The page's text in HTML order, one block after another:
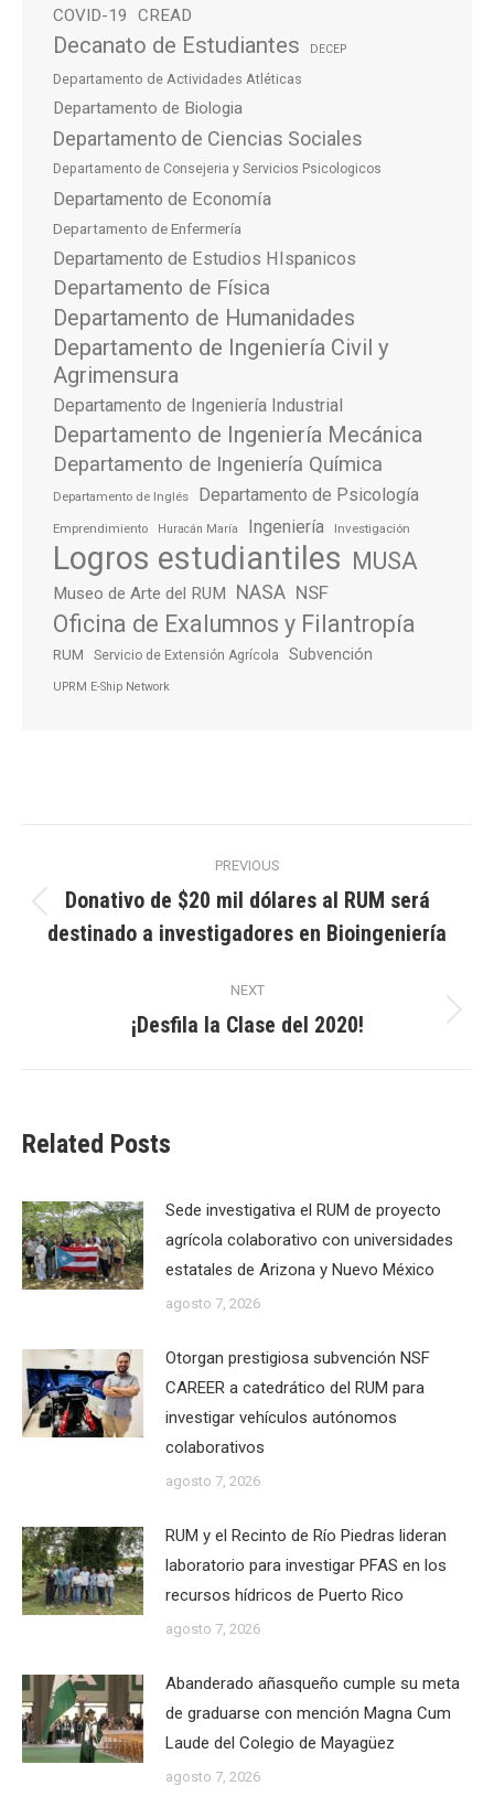
COVID-19 CREAD
Decanato de Estudiantes DECEP
Departamento de Actividades Atléticas
Departamento de Biologia
Departamento de Ciencias Sociales
Departamento de Consejeria y Servicios Psicologicos
Departamento de Economía
Departamento de Enfermería
Departamento de Estudios HIspanicos
Departamento de Física
Departamento de Humanidades
Departamento de Ingeniería Civil y
Agrimensura
Departamento de Ingeniería Industrial
Departamento de Ingeniería Mecánica
Departamento de Ingeniería Química
Departamento de Inglés Departamento de Psicología
Emprendimiento Huracán María Ingeniería Investigación
Logros estudiantiles MUSA
Museo de Arte del RUM NASA NSF
Oficina de Exalumnos y Filantropía
RUM Servicio de Extensión Agrícola Subvención
UPRM E-Ship Network
navigation
PREVIOUS
Previous
post:
Donativo de $20 mil dólares al RUM será
destinado a investigadores en Bioingeniería
NEXT
Next
¡Desfila la Clase del 2020!
Related Posts
Sede investigativa el RUM de proyecto
agrícola colaborativo con universidades
estatales de Arizona y Nuevo México
agosto 7, 2026
Otorgan prestigiosa subvención NSF
CAREER a catedrático del RUM para
investigar vehículos autónomos
colaborativos
agosto 7, 2026
RUM y el Recinto de Río Piedras lideran
laboratorio para investigar PFAS en los
recursos hídricos de Puerto Rico
agosto 7, 2026
Abanderado añasqueño cumple su meta
de graduarse con mención Magna Cum
Laude del Colegio de Mayagüez
agosto 7, 2026